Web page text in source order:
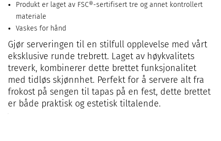
Produkt er laget av FSC®-sertifisert tre og annet kontrollert
materiale
Vaskes for hånd
Gjør serveringen til en stilfull opplevelse med vårt
eksklusive runde trebrett. Laget av høykvalitets
treverk, kombinerer dette brettet funksjonalitet
med tidløs skjønnhet. Perfekt for å servere alt fra
frokost på sengen til tapas på en fest, dette brettet
er både praktisk og estetisk tiltalende.